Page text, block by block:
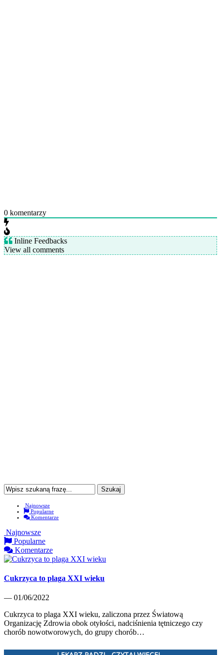
0 komentarzy
Inline Feedbacks
View all comments
Najnowsze
Popularne
Komentarze
Najnowsze
Popularne
Komentarze
Cukrzyca to plaga XXI wieku
— 01/06/2022
Cukrzyca to plaga XXI wieku, zaliczona przez Światową
Organizację Zdrowia obok otyłości, nadciśnienia tętniczego czy
chorób nowotworowych, do grupy chorób…